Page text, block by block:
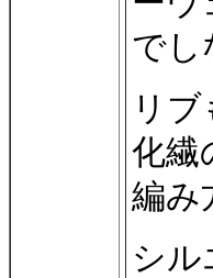
でし
リ
化繊
編み
シル